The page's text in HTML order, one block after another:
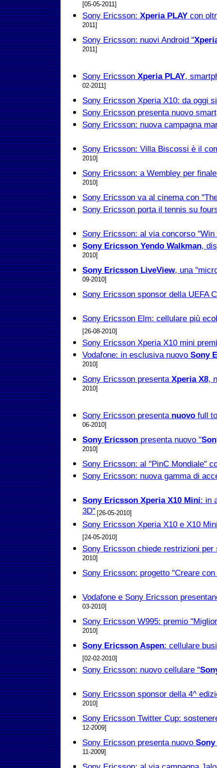
[05-05-2011]
Sony Ericsson: Xperia PLAY con
2011]
Sony Ericsson: nuovi Android "
2011]
Sony Ericsson Xperia PLAY,
02-2011]
Sony Ericsson Xperia X10: da oggi
Sony Ericsson presenta nuovo
Sony Ericsson: nuova campagna
Sony Ericsson: Villa Biscossi è il
2010]
Sony Ericsson: a Wembley per
2010]
Sony Ericsson va al cinema con
Sony Ericsson porta il tennis su
Sony Ericsson: al via concorso
Sony Ericsson Yendo Walkman,
2010]
Sony Ericsson LiveView, una
09-2010]
Sony Ericsson sponsor della UEFA
Sony Ericsson Elm: cellulare più
[26-08-2010]
Sony Ericsson Xperia X10 mini
Vodafone: in esclusiva nuovo Sony
2010]
Sony Ericsson presenta Xperia X8,
2010]
Sony Ericsson presenta nuovo full
06-2010]
Sony Ericsson presenta nuovo "
2010]
Sony Ericsson: al "PinC Mondiale"
Sony Ericsson: nuova gamma di
Sony Ericsson Xperia X10 Mini: in
3D" [26-05-2010]
Sony Ericsson Xperia X10 e X10
[24-05-2010]
Sony Ericsson chiede restrizioni per
2010]
Sony Ericsson: progetto "Creare
Vodafone e Sony Ericsson
03-2010]
Sony Ericsson W995: premio
2010]
Sony Ericsson Aspen: cellulare
[02-02-2010]
Sony Ericsson: nuovo cellulare "
Sony Ericsson sponsor della 4^
2010]
Sony Ericsson Twitter Cup:
12-2009]
Sony Ericsson presenta nuovo Sony
11-2009]